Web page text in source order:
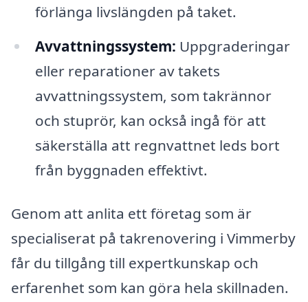
förlänga livslängden på taket.
Avvattningssystem: Uppgraderingar
eller reparationer av takets
avvattningssystem, som takrännor
och stuprör, kan också ingå för att
säkerställa att regnvattnet leds bort
från byggnaden effektivt.
Genom att anlita ett företag som är
specialiserat på takrenovering i Vimmerby
får du tillgång till expertkunskap och
erfarenhet som kan göra hela skillnaden.